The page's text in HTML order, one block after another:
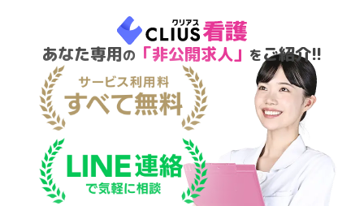
あなた専用の 「非公開求人」 をご紹介!!